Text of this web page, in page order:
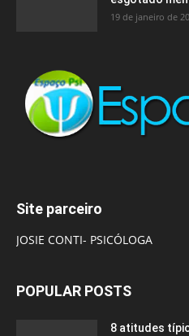
19 de janeiro de
Site parceiro
JOSIE CONTI- PSICÓLOGA
POPULAR POSTS
8 atitudes